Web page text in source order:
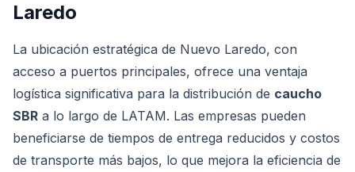
Laredo
La ubicación estratégica de Nuevo Laredo, con
acceso a puertos principales, ofrece una ventaja
logística significativa para la distribución de caucho
SBR a lo largo de LATAM. Las empresas pueden
beneficiarse de tiempos de entrega reducidos y costos
de transporte más bajos, lo que mejora la eficiencia de